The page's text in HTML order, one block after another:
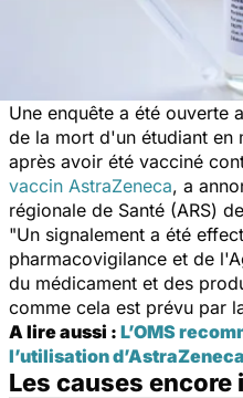
Une enquête a été ouverte
de la mort d'un étudiant en
après avoir été vacciné
vaccin AstraZeneca, a
régionale de Santé (ARS)
"Un signalement a été
pharmacovigilance et de
du médicament et des
comme cela est prévu par
A lire aussi : L’OMS
l’utilisation d’AstraZeneca
Les causes encore